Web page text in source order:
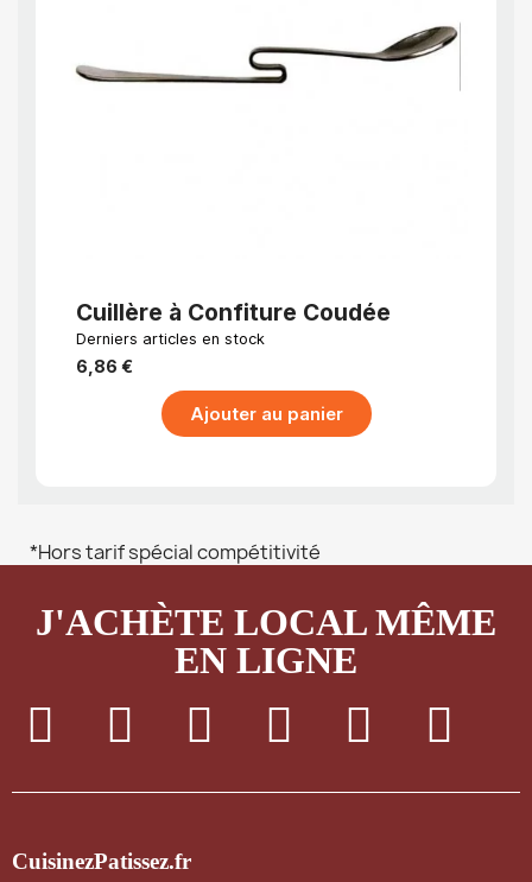
Cuillère à Confiture Coudée
Derniers articles en stock
6,86 €
Ajouter au panier
*Hors tarif spécial compétitivité
J'ACHÈTE LOCAL MÊME
EN LIGNE
CuisinezPatissez.fr